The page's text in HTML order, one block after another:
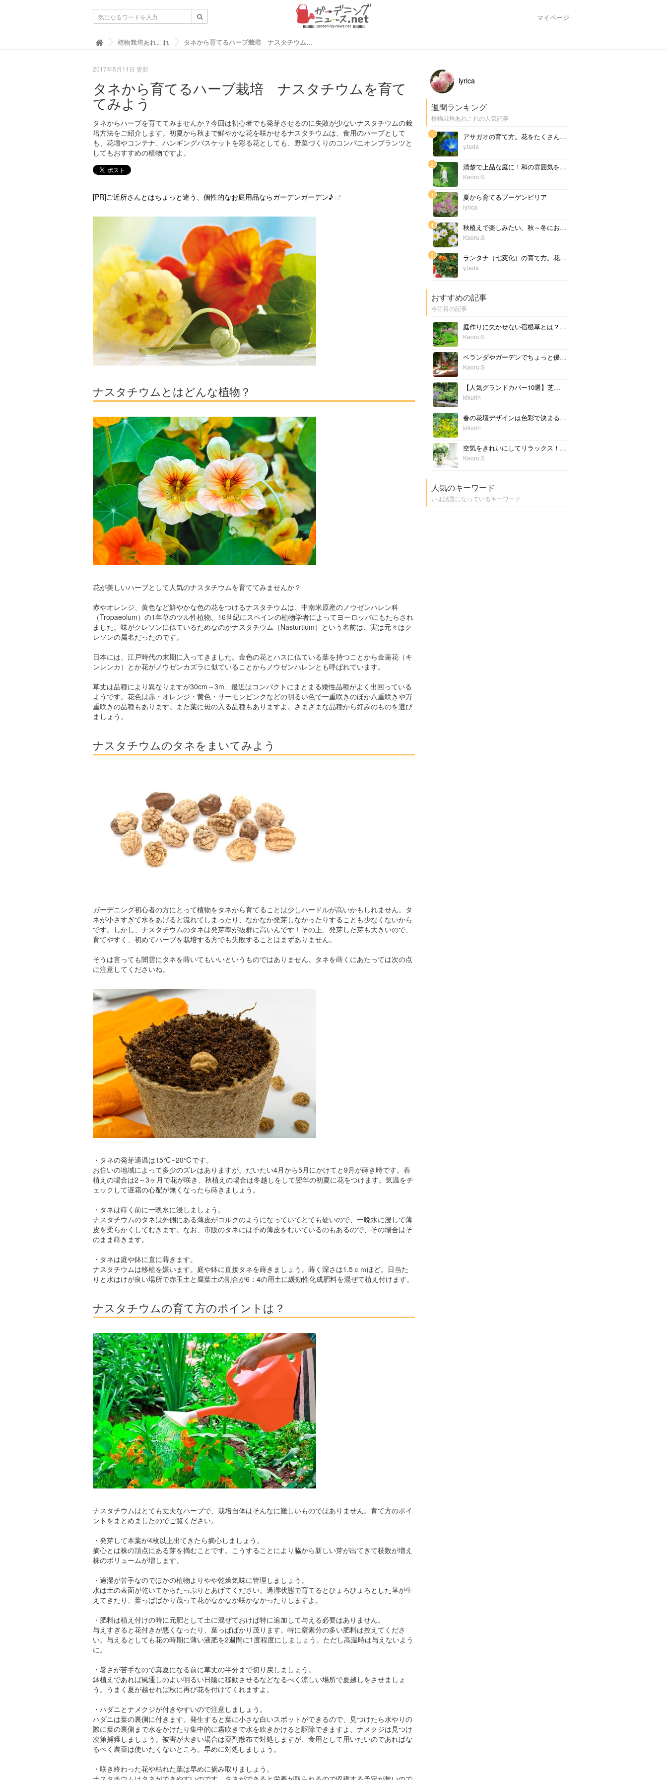
マイページ
ガーデニングニュース.net
植物栽培あれこれ タネから育てるハーブ栽培 ナスタチウムを育ててみよう
2017年5月11日 更新
タネから育てるハーブ栽培 ナスタチウムを育て
てみよう
タネからハーブを育ててみませんか？今回は初心者でも発芽させるのに失敗が少ないナスタチウムの栽
培方法をご紹介します。初夏から秋まで鮮やかな花を咲かせるナスタチウムは、食用のハーブとして
も、花壇やコンテナ、ハンギングバスケットを彩る花としても、野菜づくりのコンパニオンプランツと
してもおすすめの植物ですよ。
[PR]ご近所さんとはちょっと違う、個性的なお庭用品ならガーデンガーデン♪
ナスタチウムとはどんな植物？
花が美しいハーブとして人気のナスタチウムを育ててみませんか？
赤やオレンジ、黄色など鮮やかな色の花をつけるナスタチウムは、中南米原産のノウゼンハレン科
（Tropaeolum）の1年草のツル性植物。16世紀にスペインの植物学者によってヨーロッパにもたらされ
ました。味がクレソンに似ているためなのかナスタチウム（Nasturtium）という名前は、実は元々はク
レソンの属名だったのです。
日本には、江戸時代の末期に入ってきました。金色の花とハスに似ている葉を持つことから金蓮花（キ
ンレンカ）とか花がノウゼンカズラに似ていることからノウゼンハレンとも呼ばれています。
草丈は品種により異なりますが30cm～3m、最近はコンパクトにまとまる矮性品種がよく出回っている
ようです。花色は赤・オレンジ・黄色・サーモンピンクなどの明るい色で一重咲きのほか八重咲きや万
重咲きの品種もあります。また葉に斑の入る品種もありますよ。さまざまな品種から好みのものを選び
ましょう。
ナスタチウムのタネをまいてみよう
ガーデニング初心者の方にとって植物をタネから育てることは少しハードルが高いかもしれません。タ
ネが小さすぎて水をあげると流れてしまったり、なかなか発芽しなかったりすることも少なくないから
です。しかし、ナスタチウムのタネは発芽率が抜群に高いんです！その上、発芽した芽も大きいので、
育てやすく、初めてハーブを栽培する方でも失敗することはまずありません。
そうは言っても闇雲にタネを蒔いてもいいというものではありません。タネを蒔くにあたっては次の点
に注意してくださいね。
・タネの発芽適温は15℃~20℃です。
お住いの地域によって多少のズレはありますが、だいたい4月から5月にかけてと9月が蒔き時です。春
植えの場合は2～3ヶ月で花が咲き、秋植えの場合は冬越しをして翌年の初夏に花をつけます。気温をチ
ェックして遅霜の心配が無くなったら蒔きましょう。
・タネは蒔く前に一晩水に浸しましょう。
ナスタチウムのタネは外側にある薄皮がコルクのようになっていてとても硬いので、一晩水に浸して薄
皮を柔らかくしてむきます。なお、市販のタネには予め薄皮をむいているのもあるので、その場合はそ
のまま蒔きます。
・タネは庭や鉢に直に蒔きます。
ナスタチウムは移植を嫌います。庭や鉢に直接タネを蒔きましょう。蒔く深さは1.5ｃｍほど。日当た
りと水はけが良い場所で赤玉土と腐葉土の割合が6：4の用土に緩効性化成肥料を混ぜて植え付けます。
ナスタチウムの育て方のポイントは？
ナスタチウムはとても丈夫なハーブで、栽培自体はそんなに難しいものではありません。育て方のポイ
ントをまとめましたのでご覧ください。
・発芽して本葉が4枚以上出てきたら摘心しましょう。
摘心とは株の頂点にある芽を摘むことです。こうすることにより脇から新しい芽が出てきて枝数が増え
株のボリュームが増します。
・過湿が苦手なのでほかの植物よりやや乾燥気味に管理しましょう。
水は土の表面が乾いてからたっぷりとあげてください。過湿状態で育てるとひょろひょろとした茎が生
えてきたり、葉っぱばかり茂って花がなかなか咲かなかったりしますよ。
・肥料は植え付けの時に元肥として土に混ぜておけば特に追加して与える必要はありません。
与えすぎると花付きが悪くなったり、葉っぱばかり茂ります。特に窒素分の多い肥料は控えてくださ
い。与えるとしても花の時期に薄い液肥を2週間に1度程度にしましょう。ただし高温時は与えないよう
に。
・暑さが苦手なので真夏になる前に草丈の半分まで切り戻しましょう。
鉢植えであれば風通しのよい明るい日陰に移動させるなどなるべく涼しい場所で夏越しをさせましょ
う。うまく夏が越せれば秋に再び花を付けてくれますよ。
・ハダニとナメクジが付きやすいので注意しましょう。
ハダニは葉の裏側に付きます。発生すると葉に小さな白いスポットができるので、見つけたら水やりの
際に葉の裏側まで水をかけたり集中的に霧吹きで水を吹きかけると駆除できますよ。ナメクジは見つけ
次第捕獲しましょう。被害が大きい場合は薬剤散布で対処しますが、食用として用いたいのであればな
るべく農薬は使いたくないところ。早めに対処しましょう。
・咲き終わった花や枯れた葉は早めに摘み取りましょう。
lyrica
週間ランキング
植物栽培あれこれの人気記事
1
アサガオの育て方。花をたくさん咲かせる方法や種の収穫方法
y.tada
2 清楚で上品な庭に！和の雰囲気を持つ植物の魅力～春・夏～
Kaoru.S
3 夏から育てるブーゲンビリア
lyrica
4 秋植えで楽しみたい。秋～冬におすすめの花9選
Kaoru.S
5 ランタナ（七変化）の育て方。花が終わったあとの切り戻し方法や花の増やし方
y.tada
おすすめの記事
今注目の記事
庭作りに欠かせない宿根草とは？育て方のコツを知っておこう
Kaoru.S
ベランダやガーデンでちょっと優雅に。グランピング気分を楽しもう！
Kaoru.S
【人気グランドカバー10選】芝生の代わりにピッタリ！踏んでも大丈夫♪
kikurin
春の花壇デザインは色彩で決まる！失敗しないおしゃれな庭づくりとは？
kikurin
空気をきれいにしてリラックス！部屋に置きたいエコプラント10選
Kaoru.S
人気のキーワード
いま話題になっているキーワード